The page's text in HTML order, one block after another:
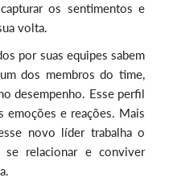
os sentimentos e
volta.
por suas equipes sabem
dos membros do time,
desempenho. Esse perfil
emoções e reações. Mais
novo líder trabalha o
se relacionar e conviver